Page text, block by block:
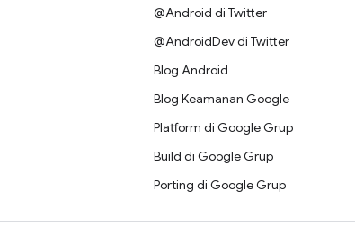
@Android di Twitter
@AndroidDev di Twitter
Blog Android
Blog Keamanan Google
Platform di Google Grup
Build di Google Grup
Porting di Google Grup